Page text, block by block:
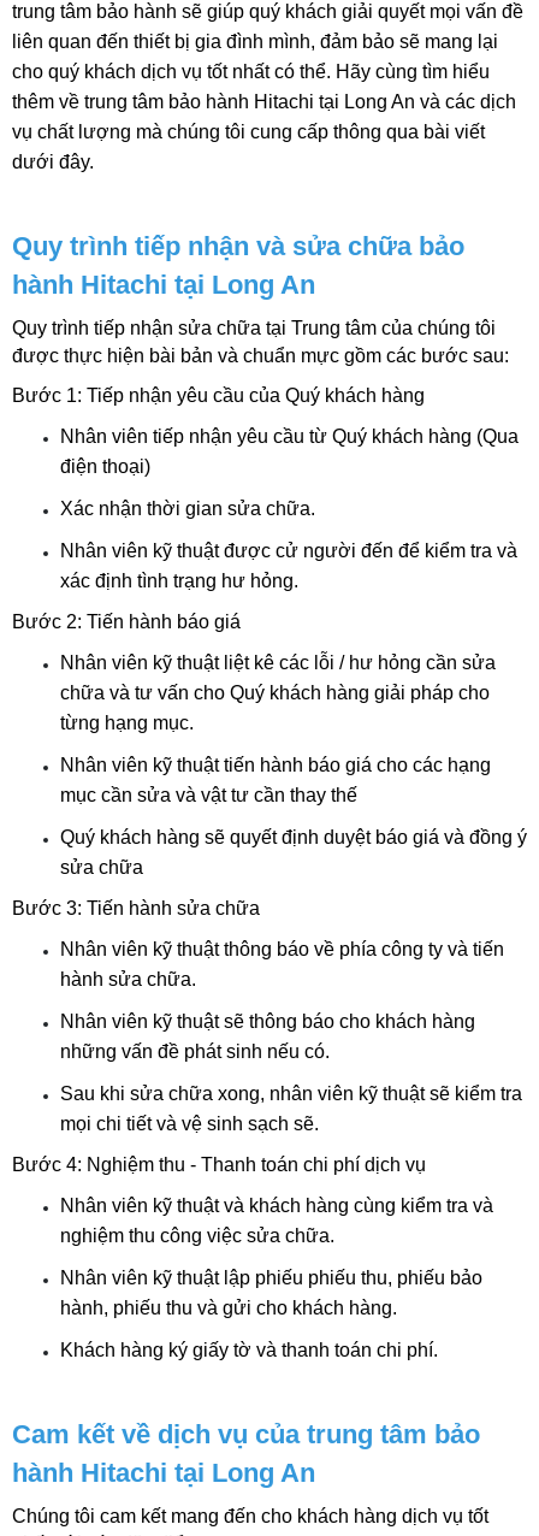
trung tâm bảo hành sẽ giúp quý khách giải quyết mọi vấn đề
liên quan đến thiết bị gia đình mình, đảm bảo sẽ mang lại
cho quý khách dịch vụ tốt nhất có thể. Hãy cùng tìm hiểu
thêm về trung tâm bảo hành Hitachi tại Long An và các dịch
vụ chất lượng mà chúng tôi cung cấp thông qua bài viết
dưới đây.
Quy trình tiếp nhận và sửa chữa bảo
hành Hitachi tại Long An
Quy trình tiếp nhận sửa chữa tại Trung tâm của chúng tôi
được thực hiện bài bản và chuẩn mực gồm các bước sau:
Bước 1: Tiếp nhận yêu cầu của Quý khách hàng
Nhân viên tiếp nhận yêu cầu từ Quý khách hàng (Qua
điện thoại)
Xác nhận thời gian sửa chữa.
Nhân viên kỹ thuật được cử người đến để kiểm tra và
xác định tình trạng hư hỏng.
Bước 2: Tiến hành báo giá
Nhân viên kỹ thuật liệt kê các lỗi / hư hỏng cần sửa
chữa và tư vấn cho Quý khách hàng giải pháp cho
từng hạng mục.
Nhân viên kỹ thuật tiến hành báo giá cho các hạng
mục cần sửa và vật tư cần thay thế
Quý khách hàng sẽ quyết định duyệt báo giá và đồng ý
sửa chữa
Bước 3: Tiến hành sửa chữa
Nhân viên kỹ thuật thông báo về phía công ty và tiến
hành sửa chữa.
Nhân viên kỹ thuật sẽ thông báo cho khách hàng
những vấn đề phát sinh nếu có.
Sau khi sửa chữa xong, nhân viên kỹ thuật sẽ kiểm tra
mọi chi tiết và vệ sinh sạch sẽ.
Bước 4: Nghiệm thu - Thanh toán chi phí dịch vụ
Nhân viên kỹ thuật và khách hàng cùng kiểm tra và
nghiệm thu công việc sửa chữa.
Nhân viên kỹ thuật lập phiếu phiếu thu, phiếu bảo
hành, phiếu thu và gửi cho khách hàng.
Khách hàng ký giấy tờ và thanh toán chi phí.
Cam kết về dịch vụ của trung tâm bảo
hành Hitachi tại Long An
Chúng tôi cam kết mang đến cho khách hàng dịch vụ tốt